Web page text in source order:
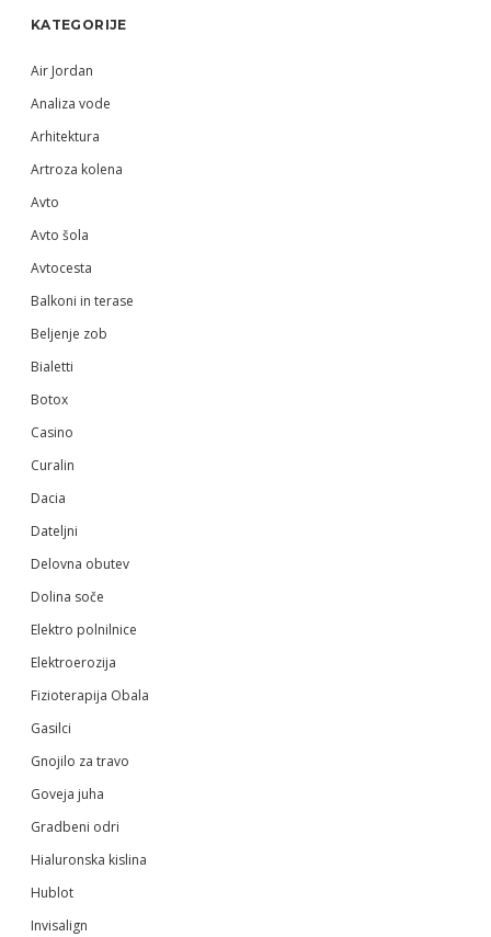
KATEGORIJE
Air Jordan
Analiza vode
Arhitektura
Artroza kolena
Avto
Avto šola
Avtocesta
Balkoni in terase
Beljenje zob
Bialetti
Botox
Casino
Curalin
Dacia
Dateljni
Delovna obutev
Dolina soče
Elektro polnilnice
Elektroerozija
Fizioterapija Obala
Gasilci
Gnojilo za travo
Goveja juha
Gradbeni odri
Hialuronska kislina
Hublot
Invisalign